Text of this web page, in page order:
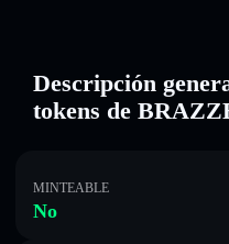
Descripción
tokens de
MINTEABLE
No